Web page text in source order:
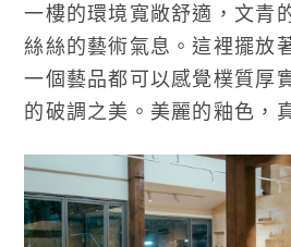
一樓的環境寬敞舒適，文青
絲絲的藝術氣息。這裡擺放
一個藝品都可以感覺樸質厚
的破調之美。美麗的釉色，